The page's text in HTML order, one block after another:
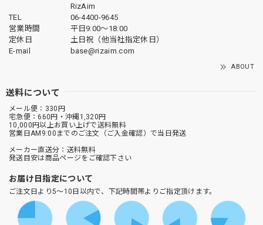
RizAim
TEL
06-4400-9645
営業時間
平日9:00～18:00
定休日
土日祝（他当社指定休日）
E-mail
base@rizaim.com
ABOUT
送料について
メール便：330円
宅急便：660円・沖縄1,320円
10,000円以上お買い上げで送料無料
営業日AM9:00までのご注文（ご入金確認）で当日発送
メーカー直送分：送料無料
発送目安は商品ページをご確認下さい
お届け日指定について
ご注文日より5～10日以内で、下記時間帯よりご指定頂けます。